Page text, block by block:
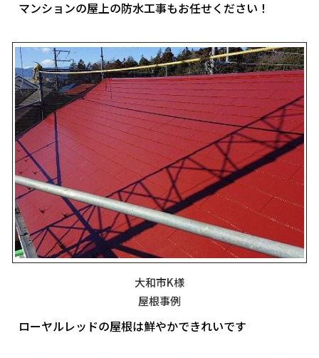
マンションの屋上の防水工事もお任せください！
大和市K様
屋根事例
ローヤルレッドの屋根は鮮やかできれいです